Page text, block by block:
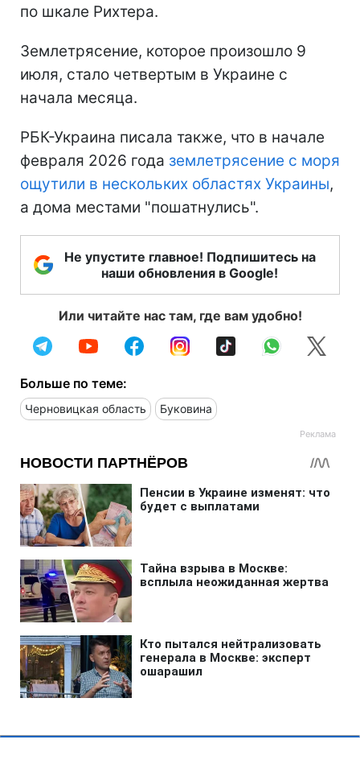
по шкале Рихтера.
Землетрясение, которое произошло 9
июля, стало четвертым в Украине с
начала месяца.
РБК-Украина писала также, что в начале
февраля 2026 года землетрясение с моря
ощутили в нескольких областях Украины,
а дома местами "пошатнулись".
Не упустите главное! Подпишитесь на
наши обновления в Google!
Или читайте нас там, где вам удобно!
Больше по теме:
Черновицкая область Буковина